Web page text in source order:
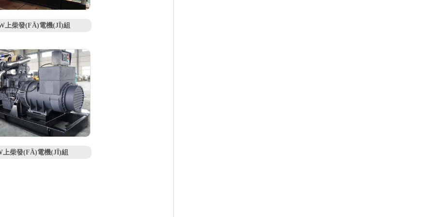
上柴發(FĀ)電機(JĪ)組
上柴發(FĀ)電機(JĪ)組